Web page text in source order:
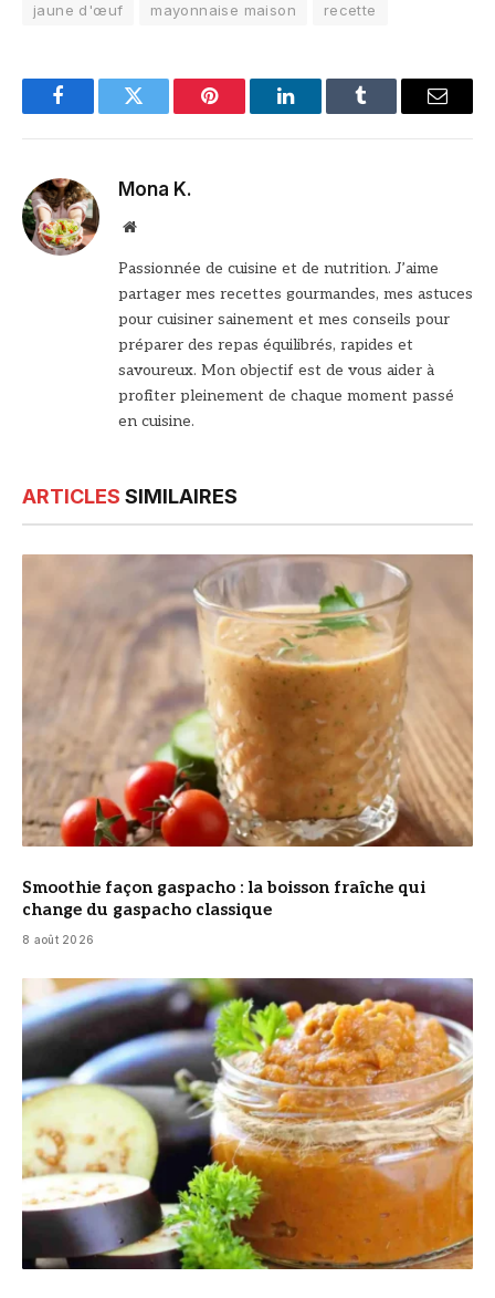
jaune d'œuf
mayonnaise maison recette
FacebookTwitter Pinterest LinkedInTumblr Email
Mona K.
Site
Passionnée de cuisine et de nutrition. J’aime
partager mes recettes gourmandes, mes astuces
pour cuisiner sainement et mes conseils pour
préparer des repas équilibrés, rapides et
savoureux. Mon objectif est de vous aider à
profiter pleinement de chaque moment passé
en cuisine.
ARTICLES SIMILAIRES
Smoothie façon gaspacho : la boisson fraîche qui
change du gaspacho classique
8 août 2026
© DR